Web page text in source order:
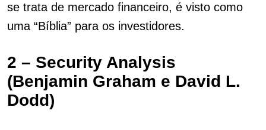
se trata de mercado financeiro, é visto como
uma “Bíblia” para os investidores.
2 – Security Analysis
(Benjamin Graham e David L.
Dodd)